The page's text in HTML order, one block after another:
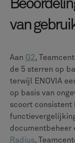
We bieden
te helpen uw
kiezen die het
proefprojecten,
kostenmodellen
stappenplannen
zorgen we ervoor
het door u